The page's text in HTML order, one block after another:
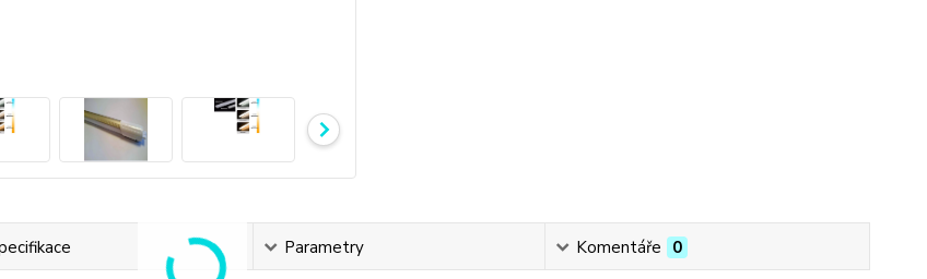
Parametry Komentáře 0